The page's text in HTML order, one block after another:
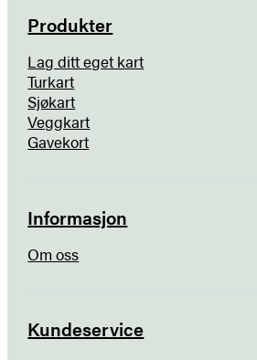
Produkter
Lag ditt eget kart
Turkart
Sjøkart
Veggkart
Gavekort
Informasjon
Om oss
Kundeservice